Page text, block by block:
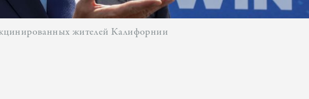
жителей Калифорнии